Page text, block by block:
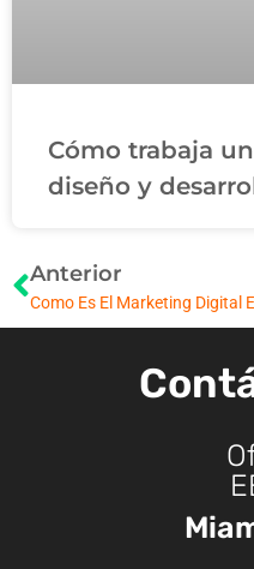
Cómo trabaja
diseño y
Anterior